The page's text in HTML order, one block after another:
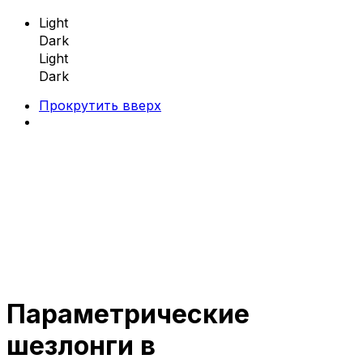
Light
Dark
Light
Dark
Прокрутить вверх
Параметрическая мебель
Параметрические скамейки
Параметрические кресла
Параметрические
шезлонги в